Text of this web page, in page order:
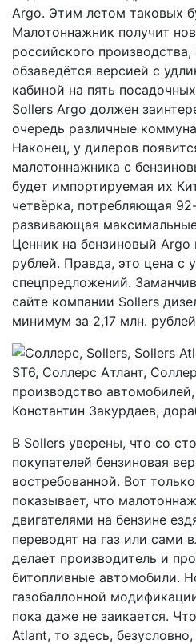
Argo. Этим летом таковых
Малотоннажник получит
российского
обзаведётся версией с
кабиной на пять
Sollers Argo должен
очередь различные
Наконец, у дилеров
малотоннажника с
будет импортируемая их
четвёрка, потребляющая
развивающая
Ценник на бензиновый Argo
рублей. Правда, это цена с
спецпредложений.
сайте компании Sollers
минимум за 2,17 млн.
В Sollers уверены, что со
покупателей бензиновая
востребованной. Вот
показывает, что
двигателями на бензине
переводят на газ или сами
делает производитель и
битопливные автомобили.
газобаллонной
пока даже не заикается.
Atlant, то здесь,